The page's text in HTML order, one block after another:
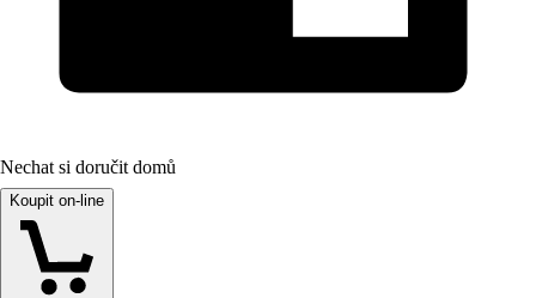
Nechat si doručit domů
Koupit on-line